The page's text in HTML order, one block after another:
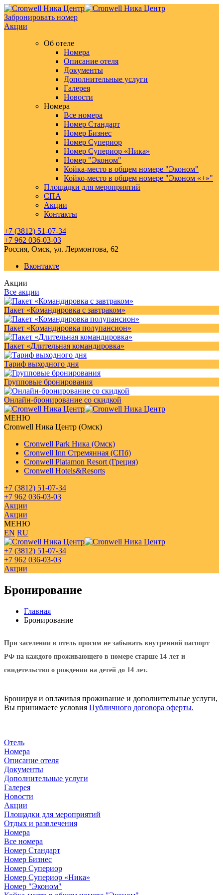
Забронировать номер
Акции
Об отеле
Номера
Описание отеля
Документы
Дополнительные услуги
Галерея
Новости
Номера
Все номера
Номер Стандарт
Номер Бизнес
Номер Супериор
Номер Супериор «Ника»
Номер "Эконом"
Койка-место в общем номере "Эконом"
Койко-место в общем номере "Эконом «+»"
Площадки для мероприятий
СПА
Акции
Контакты
+7 (3812) 51-07-34
+7 962 036-03-03
Россия, Омск, ул. Лермонтова, 62
Вконтакте
Акции
Все акции
Пакет «Командировка с завтраком»
Пакет «Командировка полупансион»
Пакет «Длительная командировка»
Тариф выходного дня
Групповые бронирования
Онлайн-бронирование со скидкой
МЕНЮ
Cronwell Ника Центр (Омск)
Cronwell Park Ника (Омск)
Cronwell Inn Стремянная (СПб)
Cronwell Platamon Resort (Греция)
Cronwell Hotels&Resorts
+7 (3812) 51-07-34
+7 962 036-03-03
Акции
Акции
МЕНЮ
EN RU
+7 (3812) 51-07-34
+7 962 036-03-03
Акции
Бронирование
Главная
Бронирование
При заселении в отель просим не забывать внутренний паспорт
РФ на каждого проживающего в номере старше 14 лет и
свидетельство о рождении на детей до 14 лет.
Бронируя и оплачивая проживание и дополнительные услуги,
Вы принимаете условия Публичного договора оферты.
Отель
Номера
Описание отеля
Документы
Дополнительные услуги
Галерея
Новости
Акции
Площадки для мероприятий
Отдых и развлечения
Номера
Все номера
Номер Стандарт
Номер Бизнес
Номер Супериор
Номер Супериор «Ника»
Номер "Эконом"